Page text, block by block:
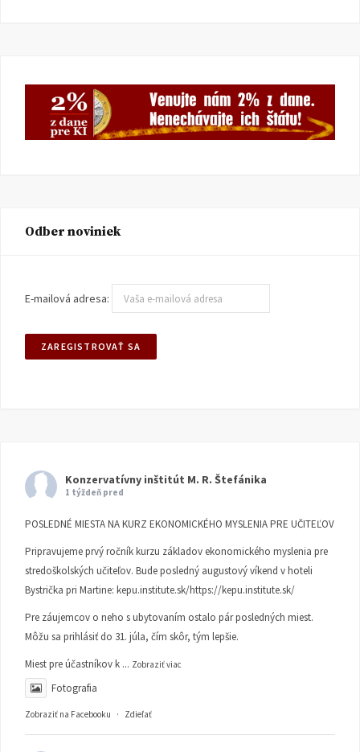
Odber noviniek
E-mailová adresa:
Konzervatívny inštitút M. R. Štefánika
1 týždeň pred
POSLEDNÉ MIESTA NA KURZ EKONOMICKÉHO MYSLENIA PRE UČITEĽOV
Pripravujeme prvý ročník kurzu základov ekonomického myslenia pre
stredoškolských učiteľov. Bude posledný augustový víkend v hoteli
Bystrička pri Martine: kepu.institute.sk/https://kepu.institute.sk/
Pre záujemcov o neho s ubytovaním ostalo pár posledných miest.
Môžu sa prihlásiť do 31. júla, čím skôr, tým lepšie.
Miest pre účastníkov k ... Zobraziť viac
Fotografia
Zobraziť na Facebooku · Zdieľať